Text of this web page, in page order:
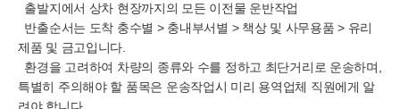
출발지에서 상차 현장까지의 모든 이전물 운반작업
반출순서는 도착 충수별 > 충내부서별 > 책상 및 사무용품 > 유리
제품 및 금고입니다.
환경을 고려하여 차량의 종류와 수를 정하고 최단거리로 운송하며,
특별히 주의해야 할 품목은 운송작업시 미리 용역업체 직원에게 알